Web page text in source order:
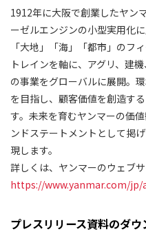
1912年に大阪で創業したヤン
ーゼルエンジンの小型実用化
「大地」「海」「都市」のフ
トレインを軸に、アグリ、建
の事業をグローバルに展開。
を目指し、顧客価値を創造す
す。未来を育むヤンマーの価
ンドステートメントとして掲
現します。
詳しくは、ヤンマーのウェブ
https://www.yanmar.com/
プレスリリース資料のダウ